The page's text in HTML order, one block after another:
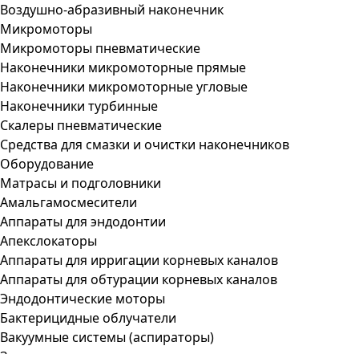
Воздушно-абразивный наконечник
Микромоторы
Микромоторы пневматические
Наконечники микромоторные прямые
Наконечники микромоторные угловые
Наконечники турбинные
Скалеры пневматические
Средства для смазки и очистки наконечников
Оборудование
Матрасы и подголовники
Амальгамосмесители
Аппараты для эндодонтии
Апекслокаторы
Аппараты для ирригации корневых каналов
Аппараты для обтурации корневых каналов
Эндодонтические моторы
Бактерицидные облучатели
Вакуумные системы (аспираторы)